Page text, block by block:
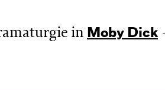
in Moby Dick